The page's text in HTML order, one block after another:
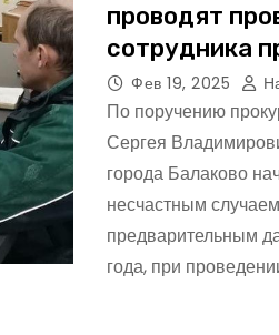
проводят
сотрудника
Фев 19, 2025
По поручению
Сергея
города Балаково
несчастным
предварительным
года, при